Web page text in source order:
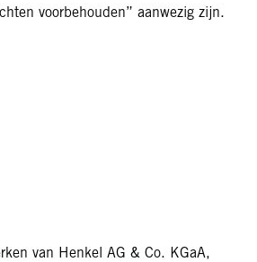
voorbehouden” aanwezig zijn.
van Henkel AG & Co. KGaA,